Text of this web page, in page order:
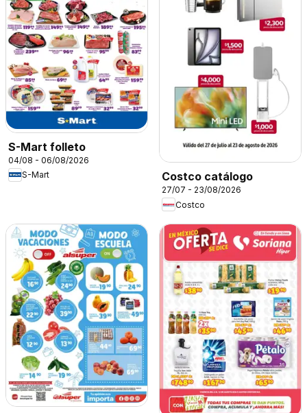
S-Mart folleto
04/08 - 06/08/2026
S-Mart
Costco catálogo
27/07 - 23/08/2026
Costco